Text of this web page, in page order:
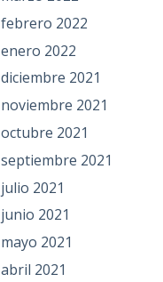
febrero 2022
enero 2022
diciembre 2021
noviembre 2021
octubre 2021
septiembre 2021
julio 2021
junio 2021
mayo 2021
abril 2021